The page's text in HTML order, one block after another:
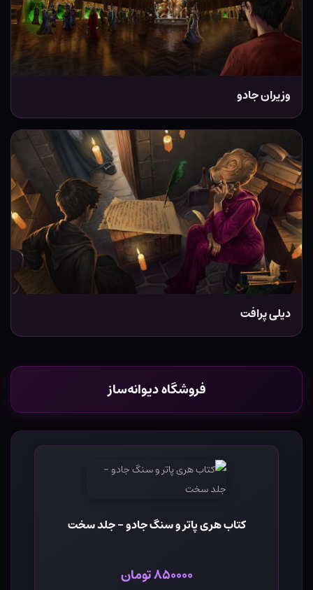
وزیران جادو
دیلی پرافت
فروشگاه دیوانه‌ساز
کتاب هری پاتر و سنگ جادو - جلد سخت
۸۵۰۰۰۰ تومان